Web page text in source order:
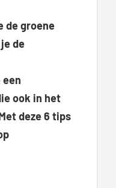
de groene
de
een
ook in het
deze6 tips